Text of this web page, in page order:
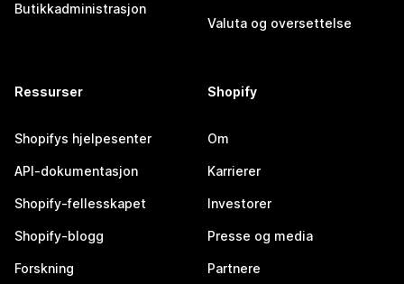
Butikkadministrasjon
Valuta og oversettelse
Ressurser
Shopifys hjelpesenter
API-dokumentasjon
Shopify-fellesskapet
Shopify-blogg
Forskning
Shopify
Om
Karrierer
Investorer
Presse og media
Partnere